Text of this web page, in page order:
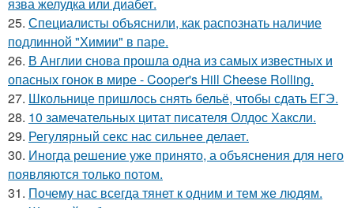
25. Специалисты объяснили, как распознать наличие
подлинной "Химии" в паре.
26. В Англии снова прошла одна из самых известных и
опасных гонок в мире - Cooper's Hill Cheese Rolling.
27. Школьнице пришлось снять бельё, чтобы сдать ЕГЭ.
28. 10 замечательных цитат писателя Олдос Хаксли.
29. Регулярный секс нас сильнее делает.
30. Иногда решение уже принято, а объяснения для него
появляются только потом.
31. Почему нас всегда тянет к одним и тем же людям.